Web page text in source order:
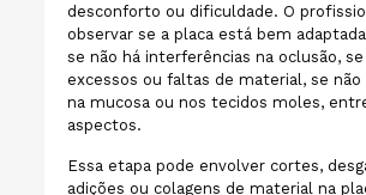
desconforto ou dificuldade. O
observar se a placa está bem
se não há interferências na oclusão, se
excessos ou faltas de material, se não
na mucosa ou nos tecidos moles,
aspectos.
Essa etapa pode envolver cortes,
adições ou colagens de material na